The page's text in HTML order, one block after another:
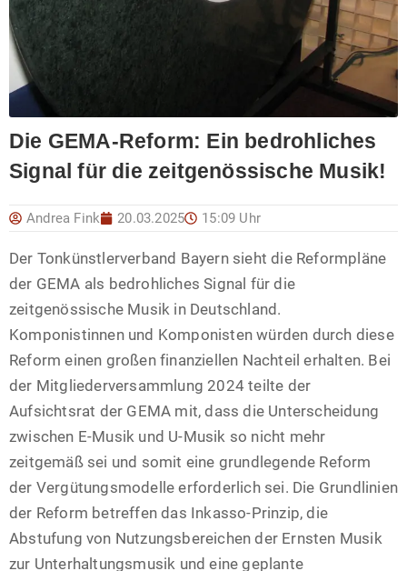
Die GEMA-Reform: Ein bedrohliches
Signal für die zeitgenössische Musik!
Andrea Fink 20.03.2025 15:09 Uhr
Der Tonkünstlerverband Bayern sieht die Reformpläne
der GEMA als bedrohliches Signal für die
zeitgenössische Musik in Deutschland.
Komponistinnen und Komponisten würden durch diese
Reform einen großen finanziellen Nachteil erhalten. Bei
der Mitgliederversammlung 2024 teilte der
Aufsichtsrat der GEMA mit, dass die Unterscheidung
zwischen E-Musik und U-Musik so nicht mehr
zeitgemäß sei und somit eine grundlegende Reform
der Vergütungsmodelle erforderlich sei. Die Grundlinien
der Reform betreffen das Inkasso-Prinzip, die
Abstufung von Nutzungsbereichen der Ernsten Musik
zur Unterhaltungsmusik und eine geplante